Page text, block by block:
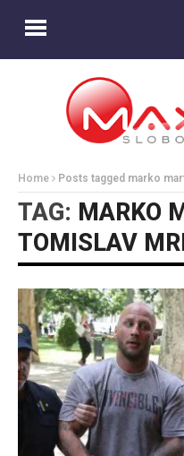
Home Posts tagged marko
TAG: MARKO
TOMISLAV